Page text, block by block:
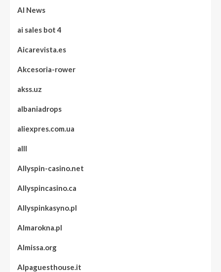
AI News
ai sales bot 4
Aicarevista.es
Akcesoria-rower
akss.uz
albaniadrops
aliexpres.com.ua
alll
Allyspin-casino.net
Allyspincasino.ca
Allyspinkasyno.pl
Almarokna.pl
Almissa.org
Alpaguesthouse.it